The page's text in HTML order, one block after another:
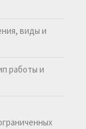
виды и
работы и